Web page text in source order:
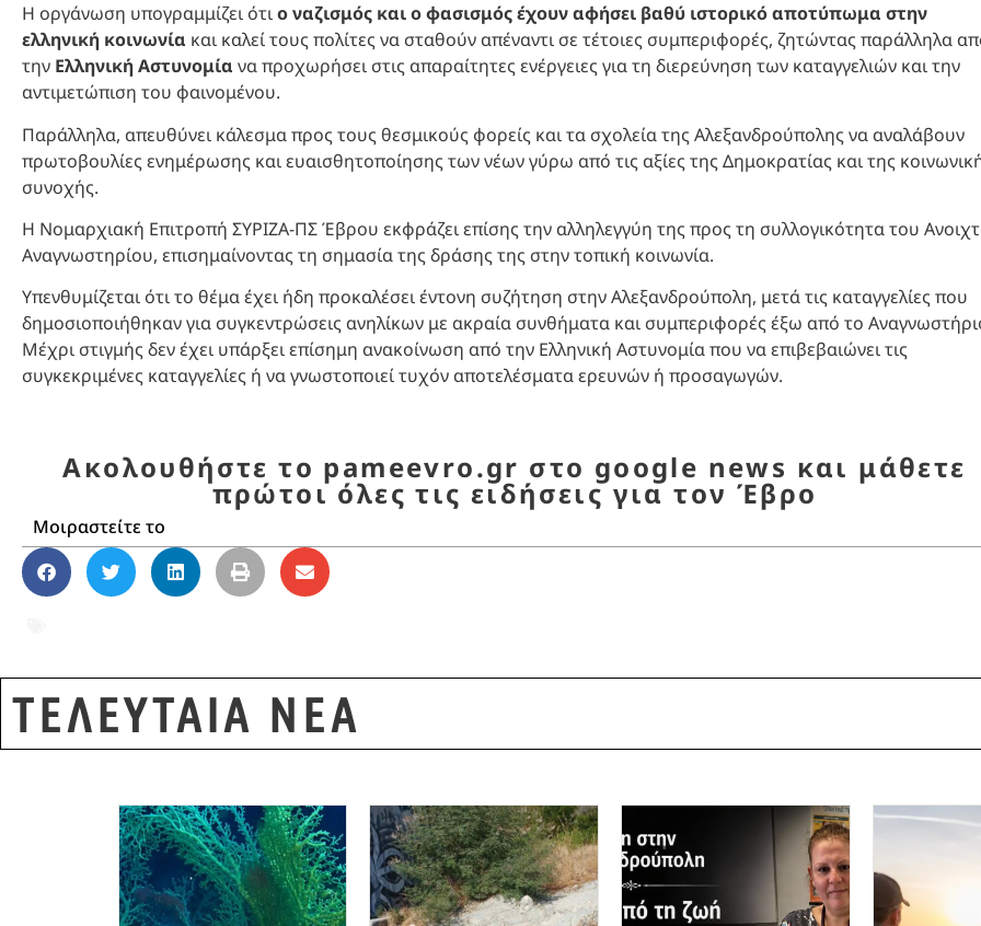
Η οργάνωση υπογραμμίζει ότιο ναζισμός και ο φασισμός έχουν αφήσει βαθύ ιστορικό αποτύπωμα στην
ελληνική κοινωνία και καλεί τους πολίτες να σταθούν απέναντι σε τέτοιες συμπεριφορές, ζητώντας παράλληλα
την Ελληνική Αστυνομία να προχωρήσει στις απαραίτητες ενέργειες για τη διερεύνηση των καταγγελιών και την
αντιμετώπιση του φαινομένου.
Παράλληλα, απευθύνει κάλεσμα προς τους θεσμικούς φορείς και τα σχολεία της Αλεξανδρούπολης να αναλάβουν
πρωτοβουλίες ενημέρωσης και ευαισθητοποίησης των νέων γύρω από τις αξίες της Δημοκρατίας και της
συνοχής.
Η Νομαρχιακή Επιτροπή ΣΥΡΙΖΑ-ΠΣ Έβρου εκφράζει επίσης την αλληλεγγύη της προς τη συλλογικότητα του
Αναγνωστηρίου, επισημαίνοντας τη σημασία της δράσης της στην τοπική κοινωνία.
Υπενθυμίζεται ότι το θέμα έχει ήδη προκαλέσει έντονη συζήτηση στην Αλεξανδρούπολη, μετά τις καταγγελίες που
δημοσιοποιήθηκαν για συγκεντρώσεις ανηλίκων με ακραία συνθήματα και συμπεριφορές έξω από το
Μέχρι στιγμής δεν έχει υπάρξει επίσημη ανακοίνωση από την Ελληνική Αστυνομία που να επιβεβαιώνει τις
συγκεκριμένες καταγγελίες ή να γνωστοποιεί τυχόν αποτελέσματα ερευνών ή προσαγωγών.
Ακολουθήστε το pameevro.gr στο google news και μάθετε
πρώτοι όλες τις ειδήσεις για τον Έβρο
Μοιραστείτε το
ΤΕΛΕΥΤΑΙΑ ΝΕΑ